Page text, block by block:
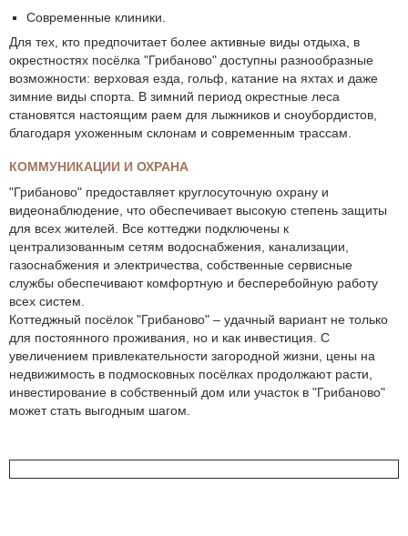
Современные клиники.
Для тех, кто предпочитает более активные виды отдыха, в
окрестностях посёлка "Грибаново" доступны разнообразные
возможности: верховая езда, гольф, катание на яхтах и даже
зимние виды спорта. В зимний период окрестные леса
становятся настоящим раем для лыжников и сноубордистов,
благодаря ухоженным склонам и современным трассам.
КОММУНИКАЦИИ И ОХРАНА
"Грибаново" предоставляет круглосуточную охрану и
видеонаблюдение, что обеспечивает высокую степень защиты
для всех жителей. Все коттеджи подключены к
централизованным сетям водоснабжения, канализации,
газоснабжения и электричества, собственные сервисные
службы обеспечивают комфортную и бесперебойную работу
всех систем.
Коттеджный посёлок "Грибаново" – удачный вариант не только
для постоянного проживания, но и как инвестиция. С
увеличением привлекательности загородной жизни, цены на
недвижимость в подмосковных посёлках продолжают расти,
инвестирование в собственный дом или участок в "Грибаново"
может стать выгодным шагом.